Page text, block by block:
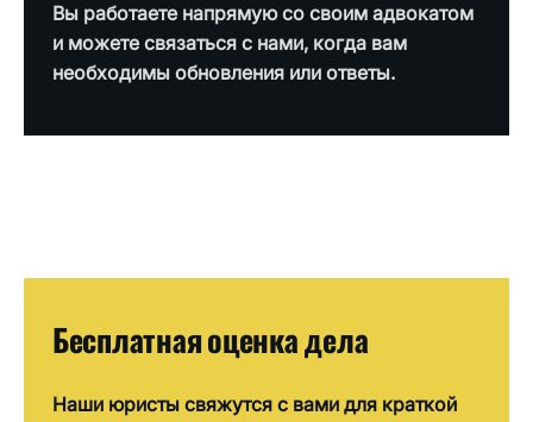
Вы работаете напрямую со своим адвокатом
и можете связаться с нами, когда вам
необходимы обновления или ответы.
Бесплатная оценка дела
Наши юристы свяжутся с вами для краткой